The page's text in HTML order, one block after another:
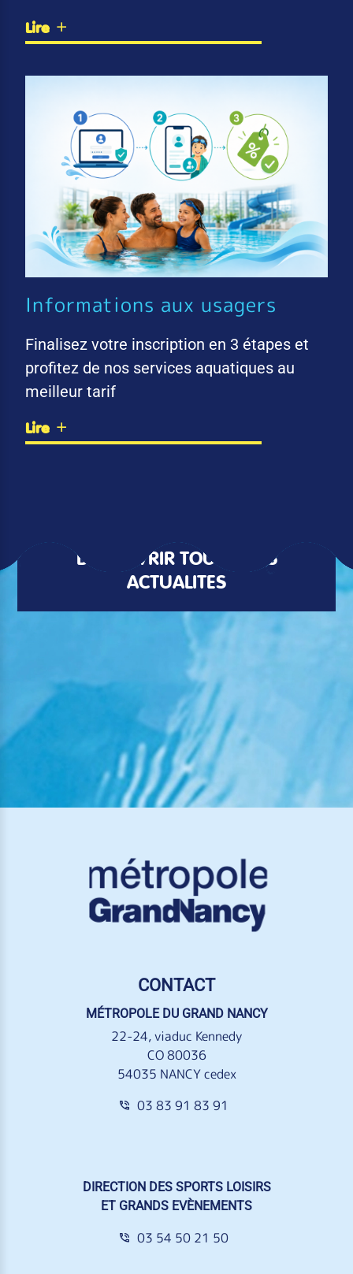
Lire
Informations aux usagers
Finalisez votre inscription en 3 étapes et
profitez de nos services aquatiques au
meilleur tarif
Lire
DÉCOUVRIR TOUTES LES
ACTUALITÉS
CONTACT
MÉTROPOLE DU GRAND NANCY
22-24, viaduc Kennedy
CO 80036
54035 NANCY cedex
03 83 91 83 91
DIRECTION DES SPORTS LOISIRS
ET GRANDS EVÈNEMENTS
03 54 50 21 50